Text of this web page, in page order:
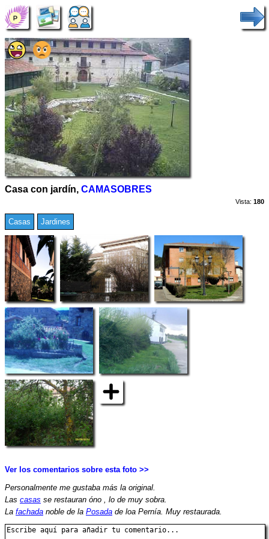
Casa con jardín, CAMASOBRES
Vista: 180
Casas Jardines
Ver los comentarios sobre esta foto >>
Personalmente me gustaba más la original.
Las casas se restauran óno , lo de muy sobra.
La fachada noble de la Posada de loa Pernía. Muy restaurada.